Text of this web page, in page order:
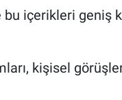
bu içerikleri geniş
kişisel